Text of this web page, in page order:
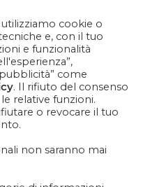
IT EN
cookie o
e, con il tuo
e funzionalità
come
. Il rifiuto del consenso
relative funzioni.
o revocare il tuo
non saranno mai
1857 2119